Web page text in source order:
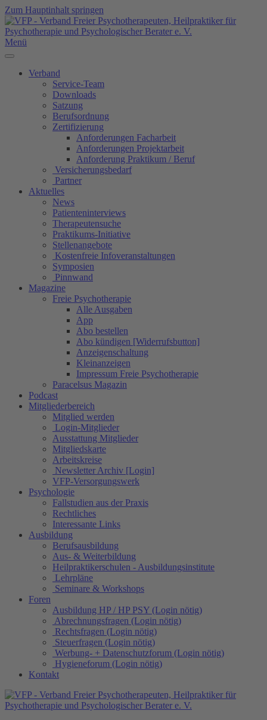
Zum Hauptinhalt springen
Menü
Verband
Service-Team
Downloads
Satzung
Berufsordnung
Zertifizierung
Anforderungen Facharbeit
Anforderungen Projektarbeit
Anforderung Praktikum / Beruf
Versicherungsbedarf
Partner
Aktuelles
News
Patienteninterviews
Therapeutensuche
Praktikums-Initiative
Stellenangebote
Kostenfreie Infoveranstaltungen
Symposien
Pinnwand
Magazine
Freie Psychotherapie
Alle Ausgaben
App
Abo bestellen
Abo kündigen [Widerrufsbutton]
Anzeigenschaltung
Kleinanzeigen
Impressum Freie Psychotherapie
Paracelsus Magazin
Podcast
Mitgliederbereich
Mitglied werden
Login-Mitglieder
Ausstattung Mitglieder
Mitgliedskarte
Arbeitskreise
Newsletter Archiv [Login]
VFP-Versorgungswerk
Psychologie
Fallstudien aus der Praxis
Rechtliches
Interessante Links
Ausbildung
Berufsausbildung
Aus- & Weiterbildung
Heilpraktikerschulen - Ausbildungsinstitute
Lehrpläne
Seminare & Workshops
Foren
Ausbildung HP / HP PSY (Login nötig)
Abrechnungsfragen (Login nötig)
Rechtsfragen (Login nötig)
Steuerfragen (Login nötig)
Werbung- + Datenschutzforum (Login nötig)
Hygieneforum (Login nötig)
Kontakt